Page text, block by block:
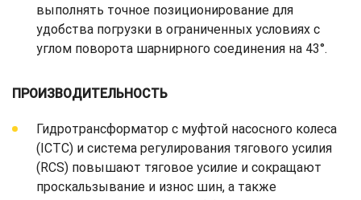
выполнять точное позиционирование для
удобства погрузки в ограниченных условиях с
углом поворота шарнирного соединения на 43°.
ПРОИЗВОДИТЕЛЬНОСТЬ
Гидротрансформатор с муфтой насосного колеса
(ICTC) и система регулирования тягового усилия
(RCS) повышают тяговое усилие и сокращают
проскальзывание и износ шин, а также